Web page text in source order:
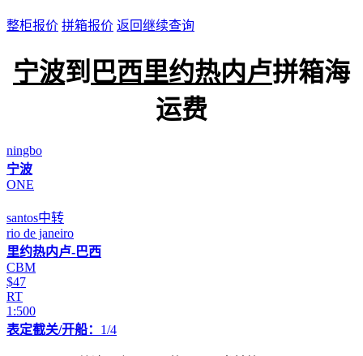
整柜报价 拼箱报价 返回继续查询
宁波到巴西里约热内卢拼箱海
运费
ningbo
宁波
ONE
santos中转
rio de janeiro
里约热内卢-巴西
CBM
$47
RT
1:500
表定截关/开船： 1/4